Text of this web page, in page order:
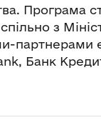
Програма
спільно з
партнерами
Банк